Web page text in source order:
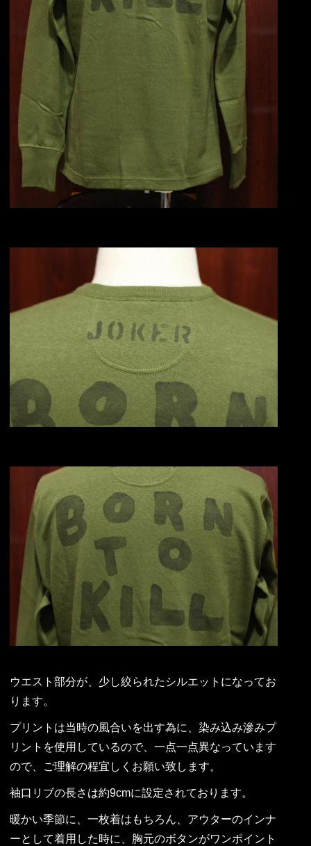
ウエスト部分が、少し絞られたシルエットになってお
ります。
プリントは当時の風合いを出す為に、染み込み滲みプ
リントを使用しているので、一点一点異なっています
ので、ご理解の程宜しくお願い致します。
袖口リブの長さは約9cmに設定されております。
暖かい季節に、一枚着はもちろん、アウターのインナ
ーとして着用した時に、胸元のボタンがワンポイント